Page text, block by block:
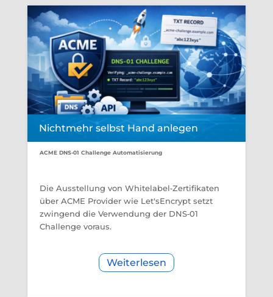
Nichtmehr selbst Hand anlegen
ACME DNS-01 Challenge Automatisierung
Die Ausstellung von Whitelabel‑Zertifikaten
über ACME Provider wie Let'sEncrypt setzt
zwingend die Verwendung der DNS‑01
Challenge voraus.
Weiterlesen